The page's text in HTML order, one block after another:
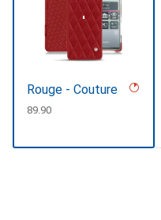
Rouge - Couture
CHF
89.90